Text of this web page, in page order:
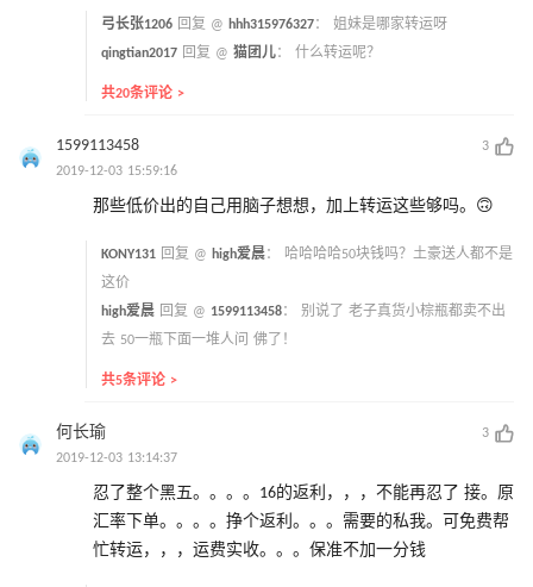
弓长张1206 回复 @ hhh315976327： 姐妹是哪家转运呀
qingtian2017 回复 @ 猫团儿： 什么转运呢？
共20条评论 >
1599113458
3
2019-12-03 15:59:16
那些低价出的自己用脑子想想，加上转运这些够吗。🙃
KONY131 回复 @ high爱晨： 哈哈哈哈50块钱吗？土豪送人都不是
这价
high爱晨 回复 @ 1599113458： 别说了 老子真货小棕瓶都卖不出
去 50一瓶下面一堆人问 佛了！
共5条评论 >
何长瑜
3
2019-12-03 13:14:37
忍了整个黑五。。。。16的返利，，，不能再忍了 接。原
汇率下单。。。。挣个返利。。。需要的私我。可免费帮
忙转运，，，运费实收。。。保准不加一分钱